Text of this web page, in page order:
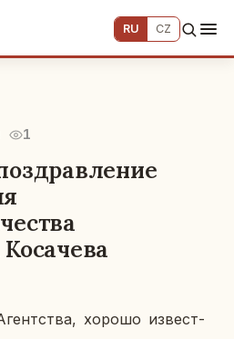
RU CZ
1
хорошо из­вест­